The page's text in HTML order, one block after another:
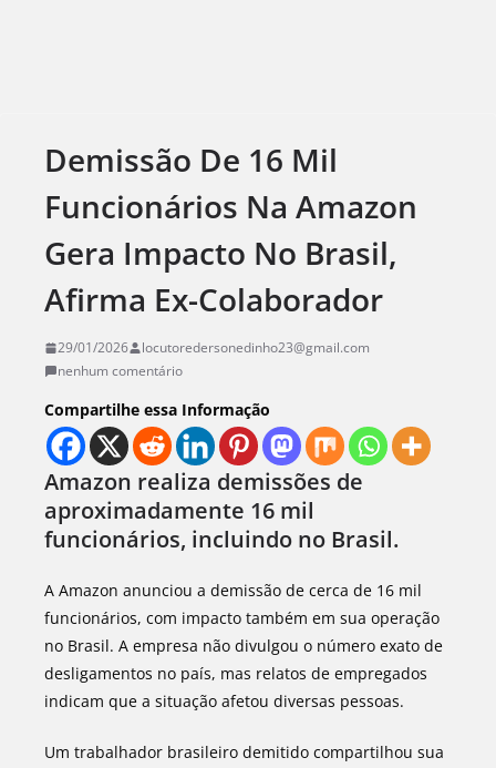
Demissão De 16 Mil
Funcionários Na Amazon
Gera Impacto No Brasil,
Afirma Ex-Colaborador
29/01/2026
locutoredersonedinho23@gmail.com
nenhum comentário
Compartilhe essa Informação
Amazon realiza demissões de
aproximadamente 16 mil
funcionários, incluindo no Brasil.
A Amazon anunciou a demissão de cerca de 16 mil
funcionários, com impacto também em sua operação
no Brasil. A empresa não divulgou o número exato de
desligamentos no país, mas relatos de empregados
indicam que a situação afetou diversas pessoas.
Um trabalhador brasileiro demitido compartilhou sua